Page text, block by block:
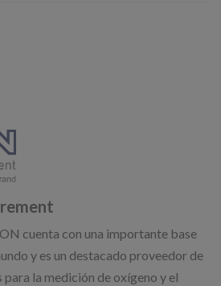
cuenta con una importante base
y es un destacado proveedor de
para la medición de oxígeno y el